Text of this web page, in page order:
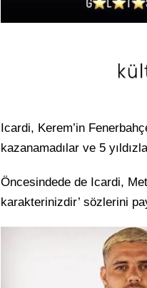
Icardi, Kerem’in
kazanamadılar ve 5
Öncesindede de Icardi,
karakterinizdir’ sözlerini